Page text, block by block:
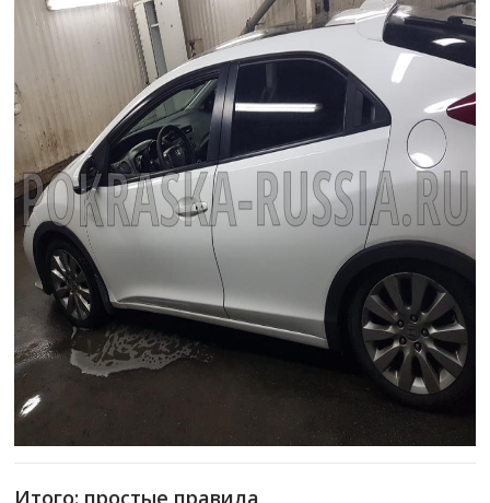
Итого: простые правила